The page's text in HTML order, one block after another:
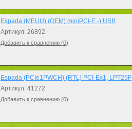
Espada (MEUU) (OEM) miniPCI-E -) USB
Артикул: 26892
Добавить к сравнению (0)
Espada (PCIe1PWCH) (RTL) PCI-Ex1, LPT25F
Артикул: 41272
Добавить к сравнению (0)